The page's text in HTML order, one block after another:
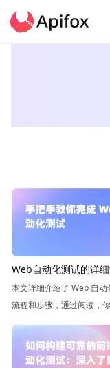
Web自动化测试的详
骤
本文详细介绍了 Web 自动
流程和步骤，通过阅读，
了解 Web 自动化测试的
骤。